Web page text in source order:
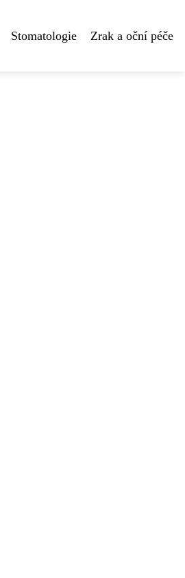
Stomatologie Zrak a oční péče